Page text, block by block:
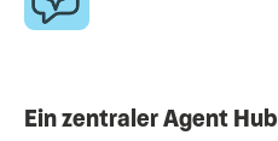
Ein zentraler Agent Hub